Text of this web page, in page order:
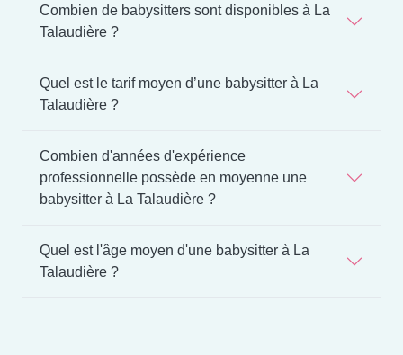
Combien de babysitters sont disponibles à La
Talaudière ?
Quel est le tarif moyen d’une babysitter à La
Talaudière ?
Combien d'années d'expérience
professionnelle possède en moyenne une
babysitter à La Talaudière ?
Quel est l'âge moyen d'une babysitter à La
Talaudière ?